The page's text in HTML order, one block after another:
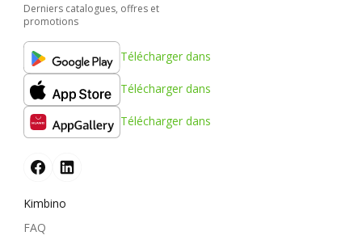
Derniers catalogues, offres et
promotions
Télécharger dans
Télécharger dans
Télécharger dans
Kimbino
FAQ